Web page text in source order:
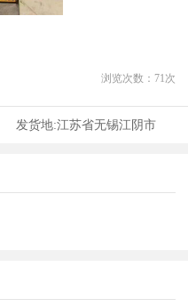
浏览次数： 71次
发货地:江苏省无锡江阴市